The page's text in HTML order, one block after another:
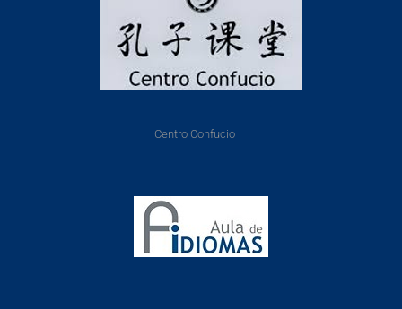
Centro Confucio